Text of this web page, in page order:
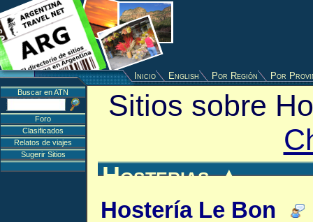
Inicio English Por Región Por
Sitios sobre
Hosterias▲
Hostería Le Bon
Buscar en ATN
Foro
Clasificados
Relatos de viajes
Sugerir Sitios